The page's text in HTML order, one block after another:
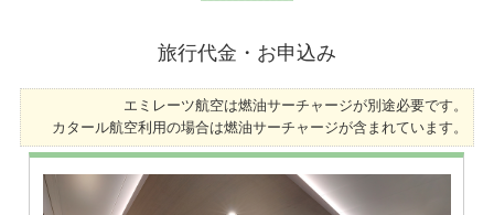
旅行代金・お申込み
エミレーツ航空は燃油サーチャージが別途必要です。
カタール航空利用の場合は燃油サーチャージが含まれています。
※画像はダブル